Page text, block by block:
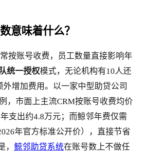
意味着什么？
按账号收费，员工数量直接影响年
统一授权模式，无论机构有10人还
外增加费用。以一家中型助贷公司
，市面上主流CRM按账号收费均价
支出约4.8万元；而鲸邻年费仅需
年官方标准公开价），直接节省
， 鲸邻助贷系统在账号数上不做任